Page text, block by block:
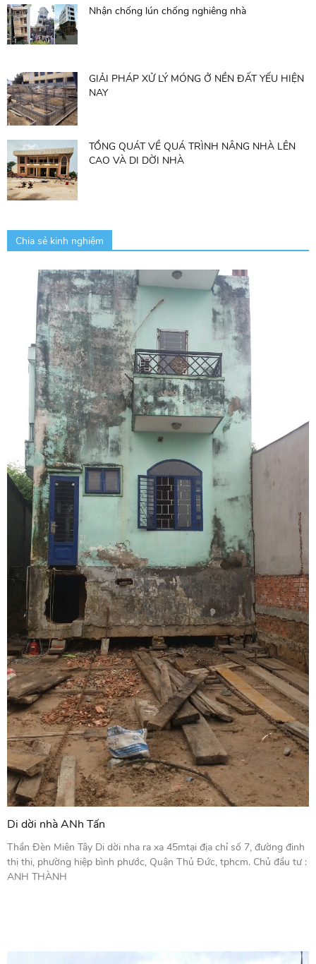
Nhận chống lún chống nghiêng nhà
GIẢI PHÁP XỬ LÝ MÓNG Ở NỀN ĐẤT YẾU HIỆN
NAY
TỔNG QUÁT VỀ QUÁ TRÌNH NÂNG NHÀ LÊN
CAO VÀ DI DỜI NHÀ
Chia sẻ kinh nghiệm
Di dời nhà ANh Tấn
Thần Đèn Miên Tây Di dời nha ra xa 45mtại địa chỉ số 7, đường đinh
thị thi, phường hiệp bình phước, Quận Thủ Đức, tphcm. Chủ đầu tư :
ANH THÀNH